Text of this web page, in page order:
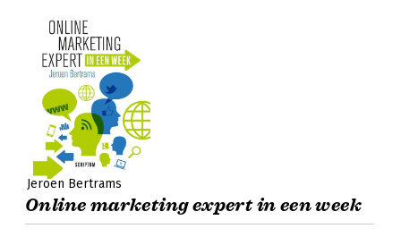
Jeroen Bertrams
Online marketing expert in een week